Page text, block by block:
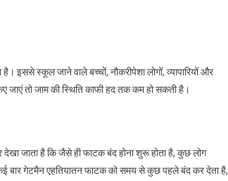
इससे स्कूल जाने वाले बच्चों, नौकरीपेशा लोगों, व्यापारियों और
जाएं तो जाम की स्थिति काफी हद तक कम हो सकती है।
जाता है कि जैसे ही फाटक बंद होना शुरू होता है, कुछ लोग
बार गेटमैन एहतियातन फाटक को समय से कुछ पहले बंद कर देता है,